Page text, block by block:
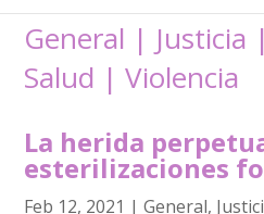
General | Justicia |
Salud |Violencia
La herida
esterilizaciones
Feb 12, 2021 |General,